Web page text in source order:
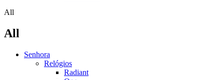
All
All
Senhora
Relógios
Radiant